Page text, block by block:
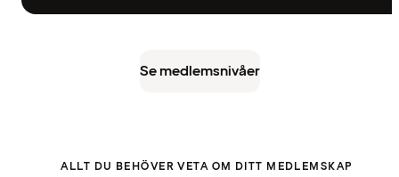
Se medlemsnivåer
ALLT DU BEHÖVER VETA OM DITT MEDLEMSKAP